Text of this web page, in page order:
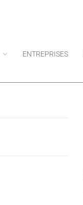
ENTREPRISES